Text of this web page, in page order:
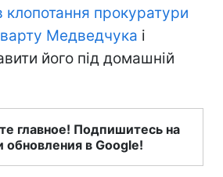
клопотання прокуратури
варту Медведчука і
його під домашній
главное! Подпишитесь на
обновления в Google!